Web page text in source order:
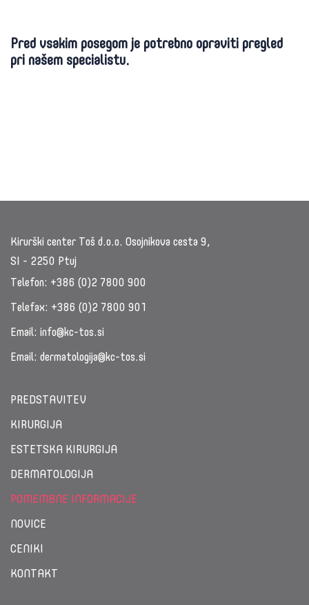
Pred vsakim posegom je potrebno opraviti pregled
pri našem specialistu.
Kirurški center Toš d.o.o. Osojnikova cesta 9,
SI - 2250 Ptuj
Telefon: +386 (0)2 7800 900
Telefax: +386 (0)2 7800 901
Email: info@kc-tos.si
Email: dermatologija@kc-tos.si
PREDSTAVITEV
KIRURGIJA
ESTETSKA KIRURGIJA
DERMATOLOGIJA
POMEMBNE INFORMACIJE
NOVICE
CENIKI
KONTAKT